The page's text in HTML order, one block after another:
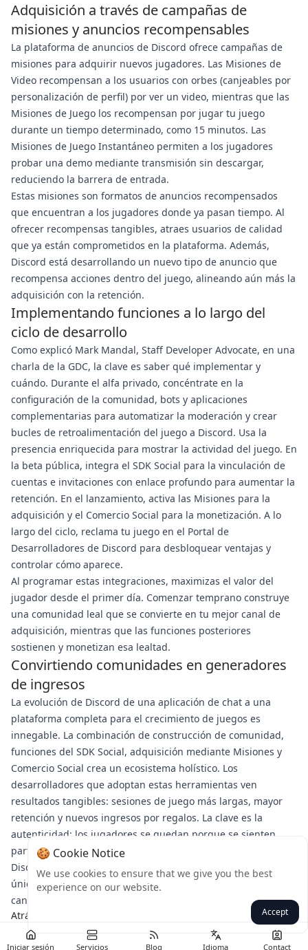
Iniciar sesión Servicios Blog Idioma Contact
Adquisición a través de campañas de
misiones y anuncios recompensables
La plataforma de anuncios de Discord ofrece campañas de
misiones para adquirir nuevos jugadores. Las Misiones de
Video recompensan a los usuarios con orbes (canjeables por
personalización de perfil) por ver un video, mientras que las
Misiones de Juego los recompensan por jugar tu juego
durante un tiempo determinado, como 15 minutos. Las
Misiones de Juego Instantáneo permiten a los jugadores
probar una demo mediante transmisión sin descargar,
reduciendo la barrera de entrada.
Estas misiones son formatos de anuncios recompensados
que encuentran a los jugadores donde ya pasan tiempo. Al
ofrecer recompensas tangibles, atraes usuarios de calidad
que ya están comprometidos en la plataforma. Además,
Discord está desarrollando un nuevo tipo de anuncio que
recompensa acciones dentro del juego, alineando aún más la
adquisición con la retención.
Implementando funciones a lo largo del
ciclo de desarrollo
Como explicó Mark Mandal, Staff Developer Advocate, en una
charla de la GDC, la clave es saber qué implementar y
cuándo. Durante el alfa privado, concéntrate en la
configuración de la comunidad, bots y aplicaciones
complementarias para automatizar la moderación y crear
bucles de retroalimentación del juego a Discord. Usa la
presencia enriquecida para mostrar la actividad del juego. En
la beta pública, integra el SDK Social para la vinculación de
cuentas e invitaciones con enlace profundo para aumentar la
retención. En el lanzamiento, activa las Misiones para la
adquisición y el Comercio Social para la monetización. A lo
largo del ciclo, reclama tu juego en el Portal de
Desarrolladores de Discord para desbloquear ventajas y
controlar cómo aparece.
Al programar estas integraciones, maximizas el valor del
jugador desde el primer día. Comenzar temprano construye
una comunidad leal que se convierte en tu mejor canal de
adquisición, mientras que las funciones posteriores
sostienen y monetizan esa lealtad.
Convirtiendo comunidades en generadores
de ingresos
La evolución de Discord de una aplicación de chat a una
plataforma completa para el crecimiento de juegos es
innegable. La combinación de construcción de comunidad,
funciones del SDK Social, adquisición mediante Misiones y
Comercio Social crea un ecosistema holístico. Los
desarrolladores que adoptan estas herramientas ven
resultados tangibles: sesiones de juego más largas, mayor
retención y nuevos ingresos por regalos. La clave es la
autenticidad: los jugadores se quedan porque se sienten
parte de algo, y gastan porque es social. A medida que
Discord continúa innovando, la plataforma ofrece una ventaja
única para los desarrolladores dispuestos a ir más allá de los
canales tradicionales.
Atrás
🍪 Cookie Notice
We use cookies to ensure that we give you the best
experience on our website.
Accept